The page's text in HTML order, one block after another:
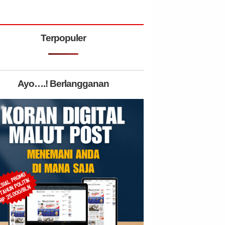
Terpopuler
Ayo….! Berlangganan